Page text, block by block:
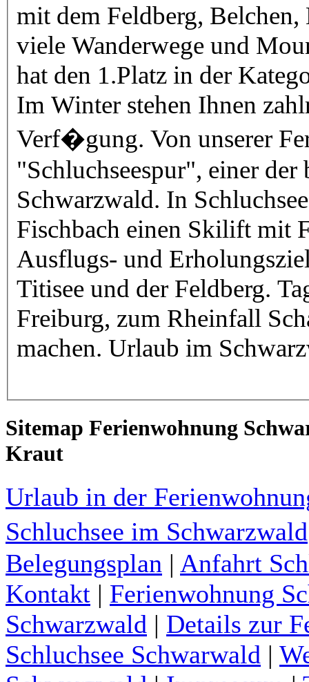
mit dem Feldberg, Belchen, Kandel und dem Schauinsland
viele Wanderwege und
hat den 1.Platz in der
Im Winter stehen Ihnen zahlreiche Skilifte und Loipen zur
Verf�gung. Von unserer
"Schluchseespur", einer
Schwarzwald. In
Fischbach einen Skilift mit Flutlichtanlage. Als beliebte
Ausflugs- und
Titisee und der Feldberg. Tagesausflüge kann man nach
Freiburg, zum Rheinfall Schaffhausen und in den Europapark
Sitemap Ferienwohnung
Kraut
Urlaub in der
Schluchsee im Schwarzwald
Belegungsplan | Anfahrt
Kontakt | Ferienwohnung
Schwarzwald | Details zur
Schluchsee Schwarwald |